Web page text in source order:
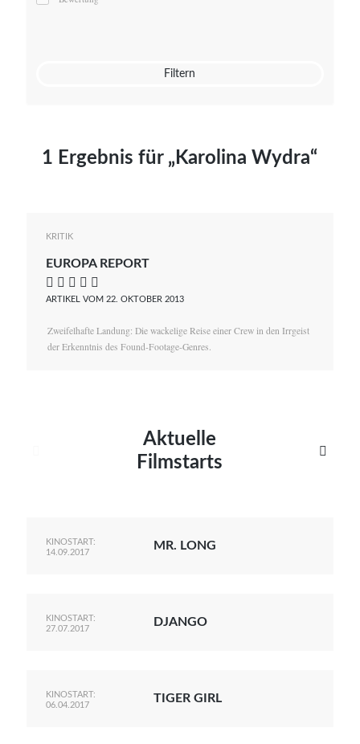
Mato von Vogelstein
Filtern
1 Ergebnis für „Karolina Wydra“
KRITIK
EUROPA REPORT
    
ARTIKEL VOM 22. OKTOBER 2013
Zweifelhafte Landung: Die wackelige Reise einer Crew in den Irrgeist
der Erkenntnis des Found-Footage-Genres.
Aktuelle
Filmstarts

KINOSTART:
14.09.2017
MR. LONG
KINOSTART:
27.07.2017
DJANGO
KINOSTART:
06.04.2017
TIGER GIRL